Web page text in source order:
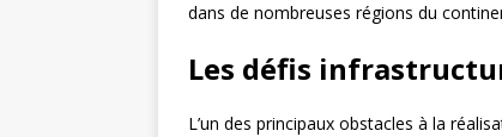
dans de nombreuses régions du
Les défis
L’un des principaux obstacles à la